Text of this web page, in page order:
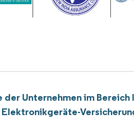
der Unternehmen im Bereich
Elektronikgeräte-